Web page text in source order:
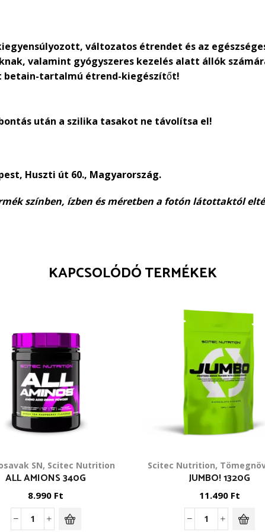
változatos étrendet és az
valamint gyógyszeres kezelés alatt állók
betain-tartalmú étrend-kiegészítőt!
után a szilika tasakot ne távolítsa el!
Huszti út 60., Magyarország.
színben, ízben és méretben a fotón látottaktól
KAPCSOLÓDÓ TERMÉKEK
SN, Scitec Nutrition
ALL AMIONS 340G
8.990 Ft
All
Scitec Nutrition,
JUMBO! 1320G
11.490 Ft
Jumbo!